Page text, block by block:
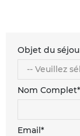
Objet du
Nom Complet*
Email*